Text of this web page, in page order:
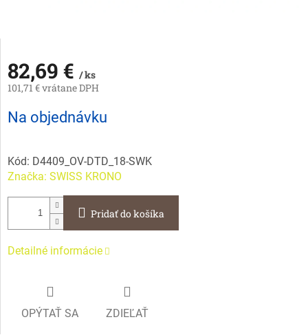
82,69 € / ks
101,71 € vrátane DPH
Jednotková
cena:
Na objednávku
Kód: D4409_OV-DTD_18-SWK
Značka: SWISS KRONO
Pridať do košíka
Detailné informácie
OPÝTAŤ SA ZDIEĽAŤ